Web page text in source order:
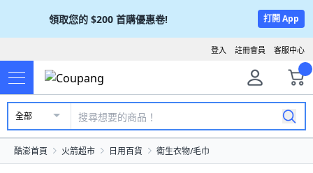
領取您的 $200 首購優惠卷! 打開 App
客服中心
註冊會員
登入
全部
酷澎首頁 火箭超市 日用百貨 衛生衣物/毛巾